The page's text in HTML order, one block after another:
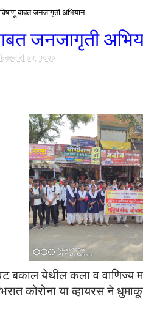
बाबत जनजागृती अभियान
जनजागृती
फेब्रुवारी ०२, २०२०
बकाल येथील कला व वाणिज्य
कोरोना या व्हायरस ने